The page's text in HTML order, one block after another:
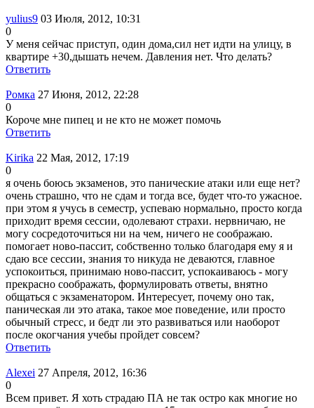
yulius9 03 Июля, 2012, 10:31
0
У меня сейчас приступ, один дома,сил нет идти на улицу, в
квартире +30,дышать нечем. Давления нет. Что делать?
Ответить
Ромка 27 Июня, 2012, 22:28
0
Короче мне пипец и не кто не может помочь
Ответить
Kirika 22 Мая, 2012, 17:19
0
я очень боюсь экзаменов, это панические атаки или еще нет?
очень страшно, что не сдам и тогда все, будет что-то ужасное.
при этом я учусь в семестр, успеваю нормально, просто когда
приходит время сессии, одолевают страхи. нервничаю, не
могу сосредоточиться ни на чем, ничего не соображаю.
помогает ново-пассит, собственно только благодаря ему я и
сдаю все сессии, знания то никуда не деваются, главное
успокоиться, принимаю ново-пассит, успокаиваюсь - могу
прекрасно соображать, формулировать ответы, внятно
общаться с экзаменатором. Интересует, почему оно так,
паническая ли это атака, такое мое поведение, или просто
обычный стресс, и бедт ли это развиваться или наоборот
после окогчания учебы пройдет совсем?
Ответить
Alexеi 27 Апреля, 2012, 16:36
0
Всем привет. Я хоть страдаю ПА не так остро как многие но